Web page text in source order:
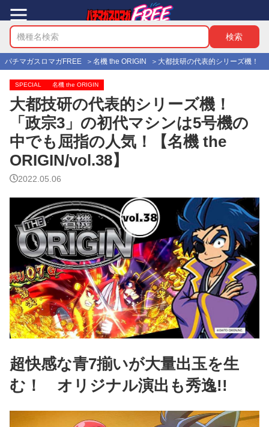
パチマガスロマガFREE 名機 the ORIGIN 大都技研の代表的シリーズ機！
SPECIAL 名機 the ORIGIN
大都技研の代表的シリーズ機！
「政宗3」の初代マシンは5号機の
中でも屈指の人気！【名機 the
ORIGIN/vol.38】
2022.05.06
超快感な青7揃いが大量出玉を生
む！ オリジナル演出も秀逸!!